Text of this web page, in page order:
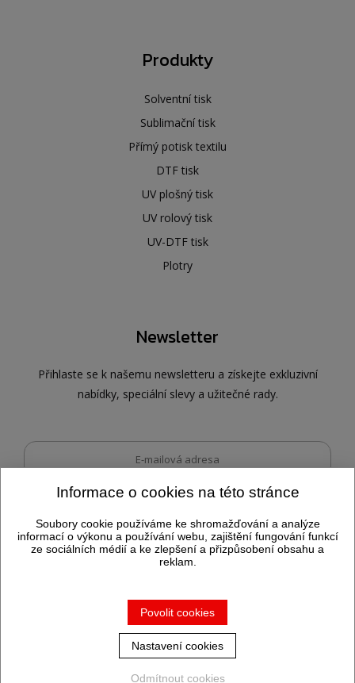
Informace o cookies na této stránce
Soubory cookie používáme ke shromažďování a analýze
informací o výkonu a používání webu, zajištění fungování funkcí
ze sociálních médií a ke zlepšení a přizpůsobení obsahu a
reklam.
Povolit cookies
Nastavení cookies
Odmítnout cookies
Produkty
Solventní tisk
Sublimační tisk
Přímý potisk textilu
DTF tisk
UV plošný tisk
UV rolový tisk
UV-DTF tisk
Plotry
Newsletter
Přihlaste se k našemu newsletteru a získejte exkluzivní
nabídky, speciální slevy a užitečné rady.
Dovolujeme si vás informovat, že po odeslání tohoto formuláře
Vytvořila společnostPS Works s. r. o.